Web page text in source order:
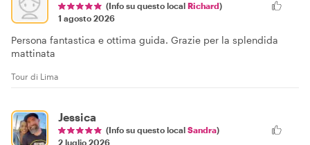
(Info su questo local Richard)
1 agosto 2026
Persona fantastica e ottima guida. Grazie per la splendida
mattinata
Tour di Lima
Jessica
(Info su questo local Sandra)
2 luglio 2026